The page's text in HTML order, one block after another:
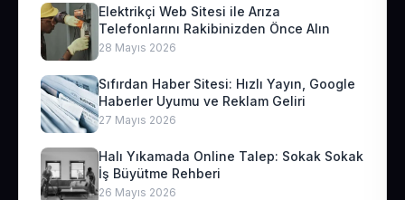
Elektrikçi Web Sitesi ile Arıza
Telefonlarını Rakibinizden Önce Alın
28 Mayıs 2026
Sıfırdan Haber Sitesi: Hızlı Yayın, Google
Haberler Uyumu ve Reklam Geliri
27 Mayıs 2026
Halı Yıkamada Online Talep: Sokak Sokak
İş Büyütme Rehberi
26 Mayıs 2026